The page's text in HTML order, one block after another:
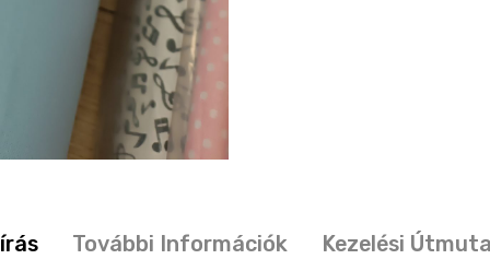
További Információk Kezelési